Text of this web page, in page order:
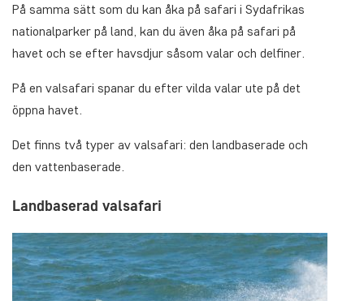
På samma sätt som du kan åka på safari i Sydafrikas
nationalparker på land, kan du även åka på safari på
havet och se efter havsdjur såsom valar och delfiner.
På en valsafari spanar du efter vilda valar ute på det
öppna havet.
Det finns två typer av valsafari: den landbaserade och
den vattenbaserade.
Landbaserad valsafari